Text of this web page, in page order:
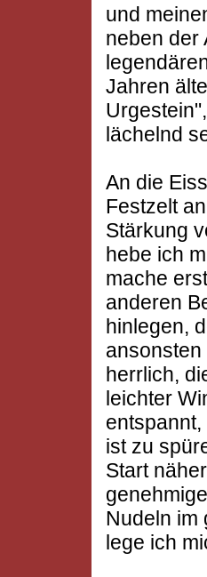
und
neben der
Jahren
lächelnd
An die
Festzelt
Stärkung
hebe ich
mache
anderen
hinlegen,
herrlich,
leichter
ist zu
Start
Nudeln im
lege ich